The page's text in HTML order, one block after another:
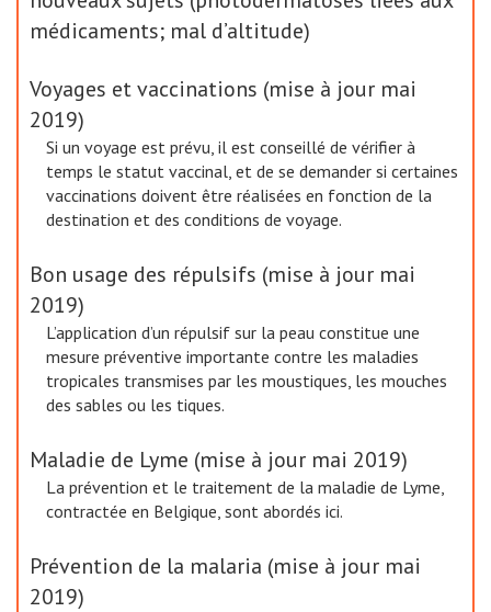
médicaments; mal d’altitude)
Voyages et vaccinations (mise à jour mai
2019)
Si un voyage est prévu, il est conseillé de vérifier à
temps le statut vaccinal, et de se demander si certaines
vaccinations doivent être réalisées en fonction de la
destination et des conditions de voyage.
Bon usage des répulsifs (mise à jour mai
2019)
L’application d’un répulsif sur la peau constitue une
mesure préventive importante contre les maladies
tropicales transmises par les moustiques, les mouches
des sables ou les tiques.
Maladie de Lyme (mise à jour mai 2019)
La prévention et le traitement de la maladie de Lyme,
contractée en Belgique, sont abordés ici.
Prévention de la malaria (mise à jour mai
2019)